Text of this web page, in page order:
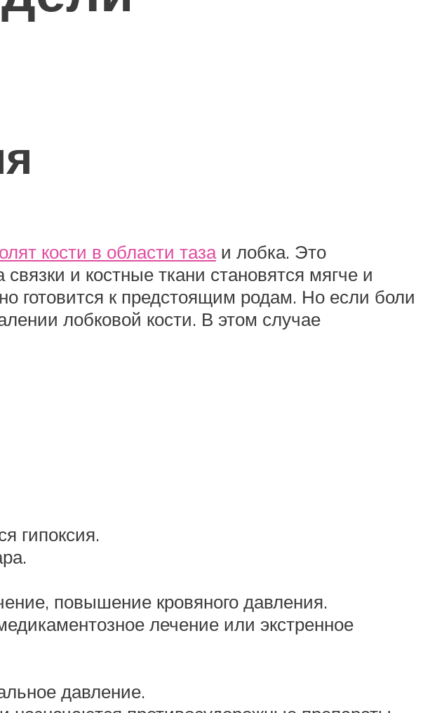
кости в области тазаи лобка. Это
и костные ткани становятся мягче и
готовится к предстоящим родам. Но если боли
лобковой кости. В этом случае
гипоксия.
повышение кровяного давления.
лечение или экстренное
давление.